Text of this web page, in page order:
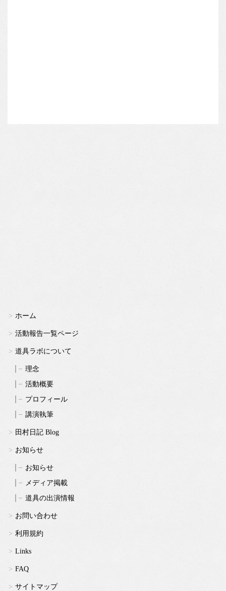
ホーム
活動報告一覧ページ
道具ラボについて
理念
活動概要
プロフィール
講演執筆
田村日記 Blog
お知らせ
お知らせ
メディア掲載
道具の出演情報
お問い合わせ
利用規約
Links
FAQ
サイトマップ